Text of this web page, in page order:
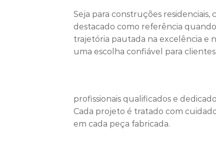
Seja para construções
destacado como referência
trajetória pautada na excelência e
uma escolha confiável para
profissionais qualificados e
Cada projeto é tratado com
em cada peça fabricada.